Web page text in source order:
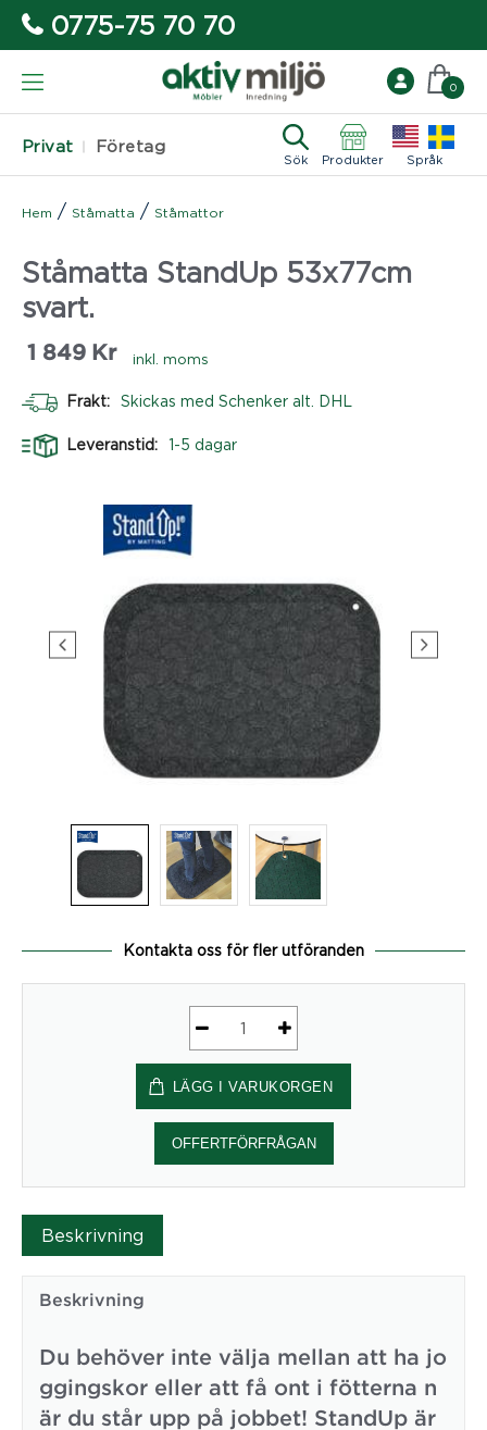
0775-75 70 70
Privat Företag
Sök Produkter Språk
0
Hem / Ståmatta / Ståmattor
Ståmatta StandUp 53x77cm
svart.
1 849 Kr inkl. moms
Frakt: Skickas med Schenker alt. DHL
Leveranstid: 1-5 dagar
Kontakta oss för fler utföranden
Ståmatta
StandUp
53x77cm
svart.
mängd
LÄGG I VARUKORGEN
OFFERTFÖRFRÅGAN
Beskrivning
Beskrivning
Du behöver inte välja mellan att ha jo
ggingskor eller att få ont i fötterna n
är du står upp på jobbet! StandUp är